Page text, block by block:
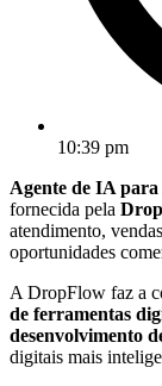
10:39 pm
Agente de IA
fornecida pela
atendimento,
oportunidades
A DropFlow faz a
de ferramentas
desenvolvimento
digitais mais